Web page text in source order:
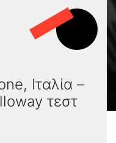
Ιταλία –
τεστ